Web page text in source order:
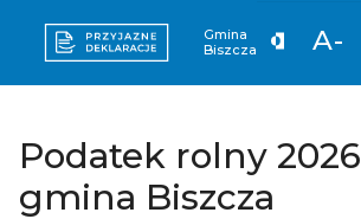
Gmina
Biszcza
A-
Podatek rolny 2026
gmina Biszcza